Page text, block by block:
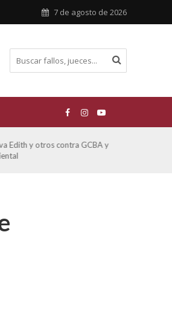
7 de agosto de 2026
Edith y otros contra GCBA y